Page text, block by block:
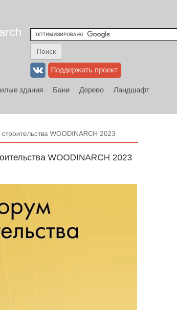
здания Бани Дерево
Ландшафт
WOODINARCH 2023
WOODINARCH 2023